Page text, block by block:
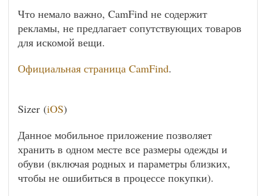
Что немало важно, CamFind не содержит
рекламы, не предлагает сопутствующих товаров
для искомой вещи.
Официальная страница CamFind.
Sizer (iOS)
Данное мобильное приложение позволяет
хранить в одном месте все размеры одежды и
обуви (включая родных и параметры близких,
чтобы не ошибиться в процессе покупки).